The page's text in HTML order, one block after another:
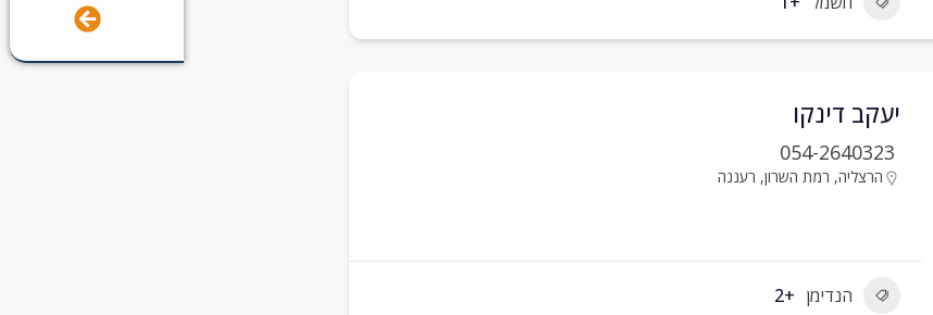
יעקב דינקו
054-2640323
הרצליה, רמת השרון, רעננה
הנדימן +2